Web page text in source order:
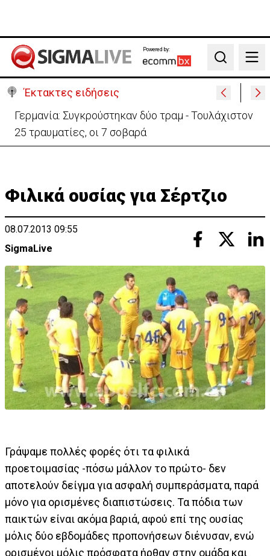
Powered by:
Search
Έκτακτες ειδήσεις
Αυτά είναι τα νέα Διοικητικά Συμβούλια των
Ημικρατικών Οργανισμών
Φιλικά ουσίας για Σέρτζιο
08.07.2013 09:55
SigmaLive
Γράψαμε πολλές φορές ότι τα φιλικά
προετοιμασίας -πόσω μάλλον το πρώτο- δεν
αποτελούν δείγμα για ασφαλή συμπεράσματα, παρά
μόνο για ορισμένες διαπιστώσεις. Τα πόδια των
παικτών είναι ακόμα βαριά, αφού επί της ουσίας
μόλις δύο εβδομάδες προπονήσεων διένυσαν, ενώ
ορισμένοι μόλις πρόσφατα ήρθαν στην ομάδα και